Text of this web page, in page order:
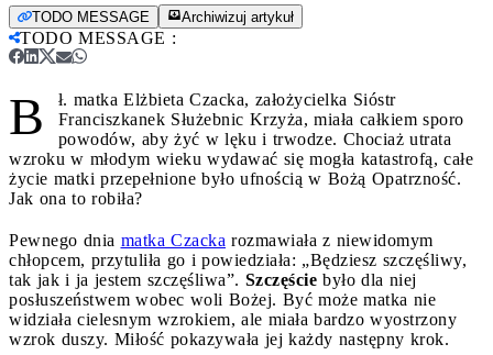
TODO MESSAGE Archiwizuj artykuł
TODO MESSAGE :
B
ł. matka Elżbieta Czacka, założycielka Sióstr
Franciszkanek Służebnic Krzyża, miała całkiem sporo
powodów, aby żyć w lęku i trwodze. Chociaż utrata
wzroku w młodym wieku wydawać się mogła katastrofą, całe
życie matki przepełnione było ufnością w Bożą Opatrzność.
Jak ona to robiła?
Pewnego dnia matka Czacka rozmawiała z niewidomym
chłopcem, przytuliła go i powiedziała: „Będziesz szczęśliwy,
tak jak i ja jestem szczęśliwa”. Szczęście było dla niej
posłuszeństwem wobec woli Bożej. Być może matka nie
widziała cielesnym wzrokiem, ale miała bardzo wyostrzony
wzrok duszy. Miłość pokazywała jej każdy następny krok.